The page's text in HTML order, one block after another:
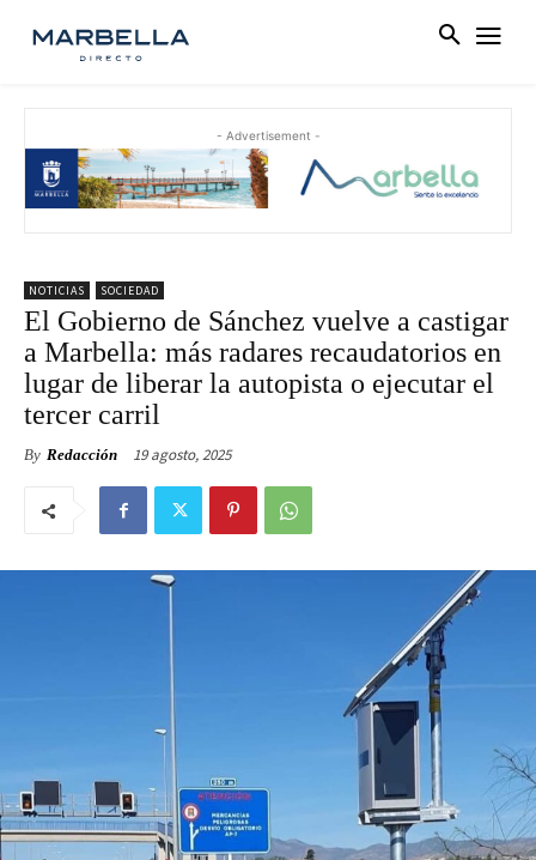
- Advertisement -
NOTICIAS SOCIEDAD
El Gobierno de Sánchez vuelve a castigar
a Marbella: más radares recaudatorios en
lugar de liberar la autopista o ejecutar el
tercer carril
By Redacción 19 agosto, 2025